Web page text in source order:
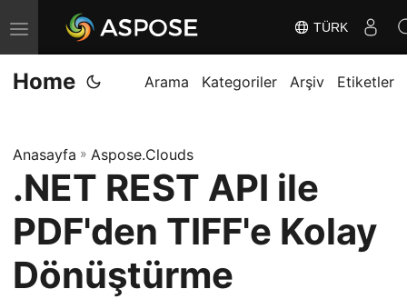
G
e
z
m
i
D
e
TÜRK
Home Arama Kategoriler Arşiv Etiketler
Anasayfa » Aspose.Clouds
.NET REST API ile
PDF'den TIFF'e Kolay
Dönüştürme